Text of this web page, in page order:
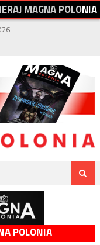
IERAJMAGNAPOLONIA
POLONIA